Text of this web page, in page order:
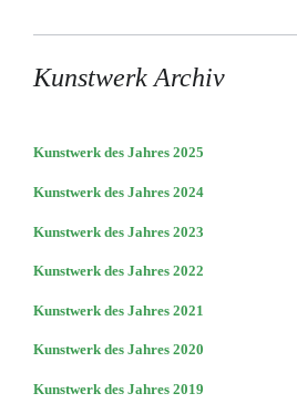
Kunstwerk Archiv
Kunstwerk des Jahres 2025
Kunstwerk des Jahres 2024
Kunstwerk des Jahres 2023
Kunstwerk des Jahres 2022
Kunstwerk des Jahres 2021
Kunstwerk des Jahres 2020
Kunstwerk des Jahres 2019